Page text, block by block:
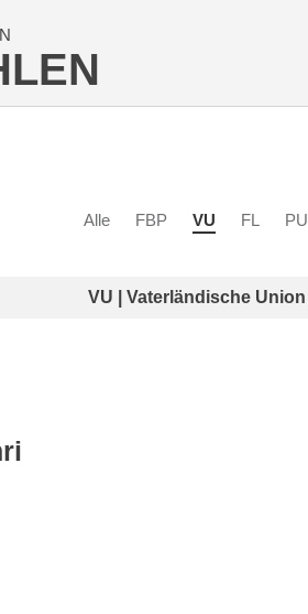
Alle FBP VU FL PU
VU | Vaterländische Union